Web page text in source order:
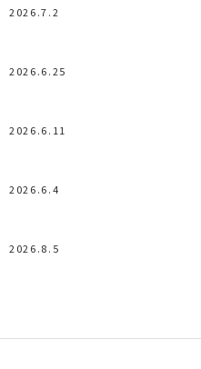
2026.7.2
2026.6.25
2026.6.11
2026.6.4
2026.8.5